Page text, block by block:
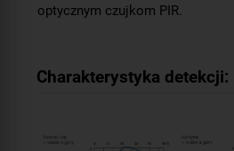
optycznym czujkom PIR.
Charakterystyka detekcji: